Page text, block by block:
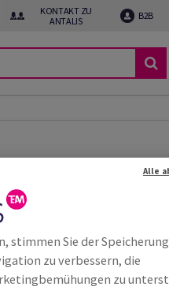
KONTAKT ZU
ANTALIS
B2B
stimmen Sie der
zu verbessern, die
zu
Alle